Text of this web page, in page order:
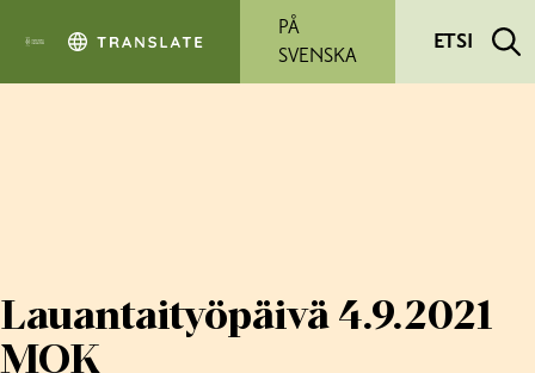
PÅ
SVENSKA
ETSI
Lauantaityöpäivä 4.9.2021
MOK